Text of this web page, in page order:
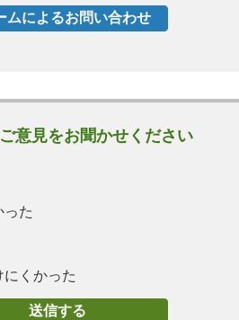
意見をお聞かせください
った
くかった